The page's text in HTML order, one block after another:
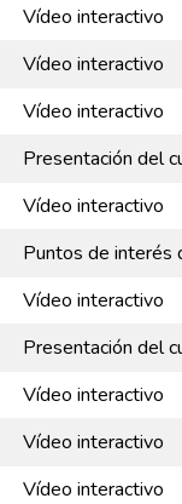
Vídeo interactivo
Vídeo interactivo
Vídeo interactivo
Presentación del
Vídeo interactivo
Puntos de interés
Vídeo interactivo
Presentación del
Vídeo interactivo
Vídeo interactivo
Vídeo interactivo